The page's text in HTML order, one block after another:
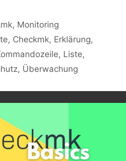
, Monitoring
, Checkmk, Erklärung,
, Liste,
, Überwachung